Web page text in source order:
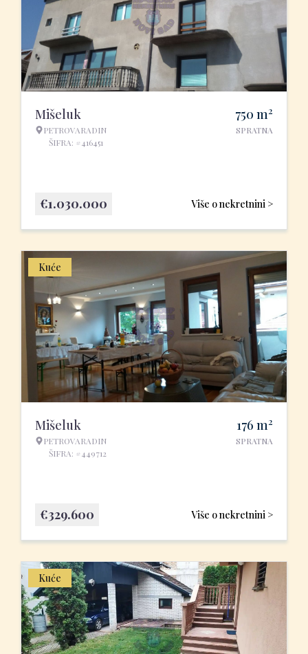
Mišeluk
PETROVARADIN
ŠIFRA: #416451
750 m2
SPRATNA
Više o nekretnini >
€1.030.000
Kuće
Mišeluk
PETROVARADIN
ŠIFRA: #449712
176 m2
SPRATNA
Više o nekretnini >
€329.600
Kuće